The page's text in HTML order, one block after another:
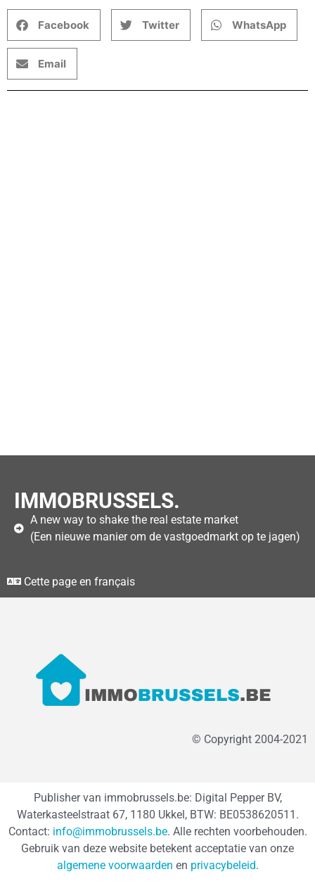
Facebook Twitter WhatsApp
Email
IMMOBRUSSELS.
A new way to shake the real estate market
(Een nieuwe manier om de vastgoedmarkt op te jagen)
Cette page en français
© Copyright 2004-2021
Publisher van immobrussels.be: Digital Pepper BV,
Waterkasteelstraat 67, 1180 Ukkel, BTW: BE0538620511.
Contact: info@immobrussels.be. Alle rechten voorbehouden.
Gebruik van deze website betekent acceptatie van onze
algemene voorwaarden en privacybeleid.